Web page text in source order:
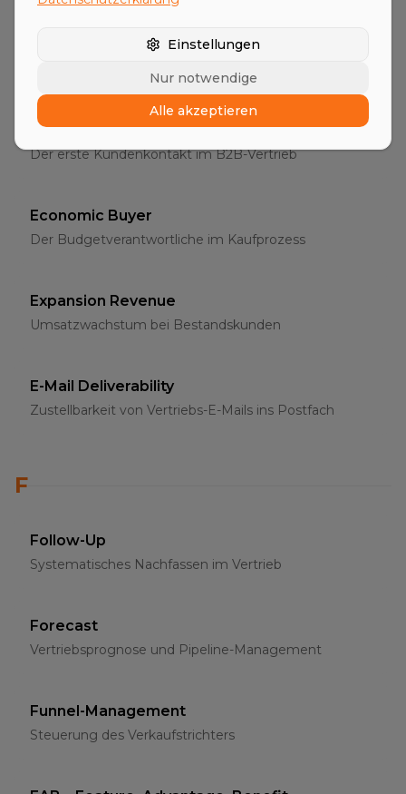
Die richtigen Ansprechpartner im B2B-Vertrieb
Erstgespräch
Der erste Kundenkontakt im B2B-Vertrieb
Economic Buyer
Der Budgetverantwortliche im Kaufprozess
Expansion Revenue
Umsatzwachstum bei Bestandskunden
E-Mail Deliverability
Zustellbarkeit von Vertriebs-E-Mails ins Postfach
F
Follow-Up
Systematisches Nachfassen im Vertrieb
Forecast
Vertriebsprognose und Pipeline-Management
Funnel-Management
Steuerung des Verkaufstrichters
Einstellungen
Nur notwendige
Alle akzeptieren